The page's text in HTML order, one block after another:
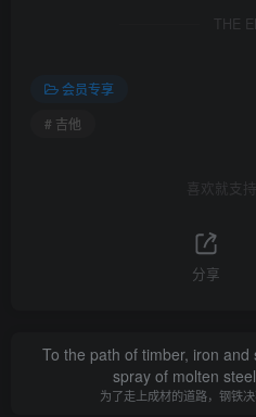
THE
会员专享
# 吉他
喜欢就支
分享
To the path of timber, iron
spray of molten
为了走上成材的道路，钢铁